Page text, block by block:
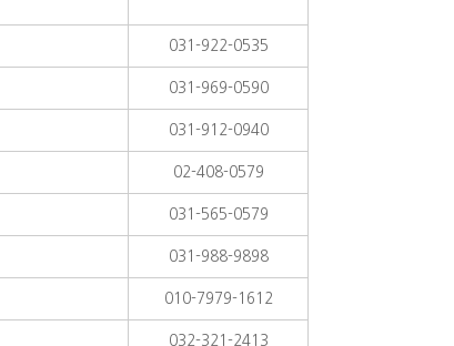
031-922-0535
031-969-0590
031-912-0940
02-408-0579
031-565-0579
031-988-9898
010-7979-1612
032-321-2413